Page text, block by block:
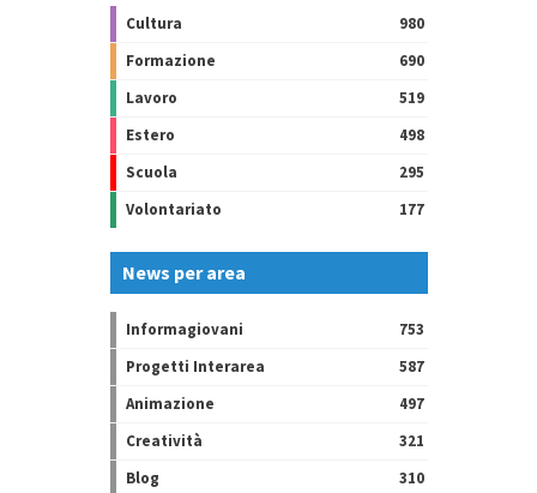
Cultura
980
Formazione
690
Lavoro
519
Estero
498
Scuola
295
Volontariato
177
News per area
Informagiovani
753
Progetti Interarea
587
Animazione
497
Creatività
321
Blog
310